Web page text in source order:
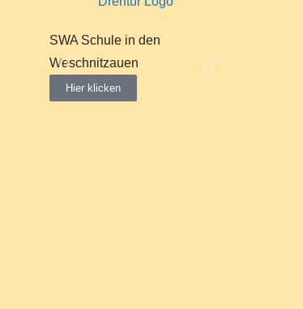
SWA Schule in den
Weschnitzauen
Hier klicken